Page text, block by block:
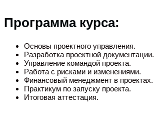
Программа курса:
Основы проектного управления.
Разработка проектной документации.
Управление командой проекта.
Работа с рисками и изменениями.
Финансовый менеджмент в проектах.
Практикум по запуску проекта.
Итоговая аттестация.